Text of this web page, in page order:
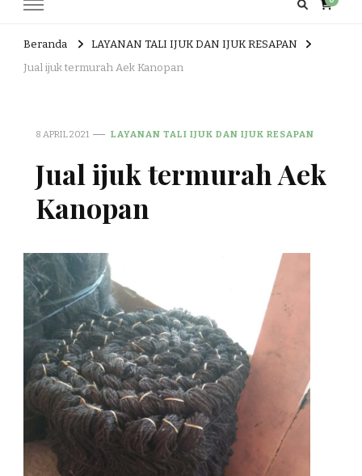
Beranda
LAYANAN TALI IJUK DAN IJUK RESAPAN
Jual ijuk termurah Aek Kanopan
8 APRIL 2021 LAYANAN TALI IJUK DAN IJUK RESAPAN
Jual ijuk termurah Aek
Kanopan